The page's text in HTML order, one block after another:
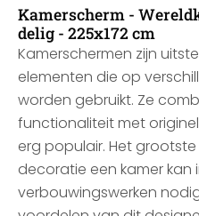
Kamerscherm -
delig - 225x172 cm
Kamerschermen zijn
elementen die op
worden gebruikt. Ze
functionaliteit met
erg populair. Het
decoratie een kamer
verbouwingswerken